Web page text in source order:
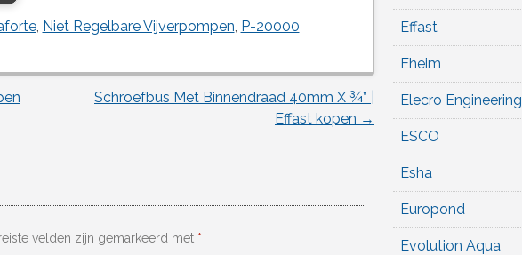
, Niet Regelbare Vijverpompen, P-20000
Schroefbus Met Binnendraad 40mm X ¾” |
Effast kopen →
velden zijn gemarkeerd met *
Effast
Eheim
Elecro Engineering
ESCO
Esha
Europond
Evolution Aqua